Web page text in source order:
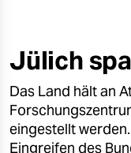
öko
gesellschaft
kultur
Jülich
Das Land hält an
eingestellt
Eingreifen des